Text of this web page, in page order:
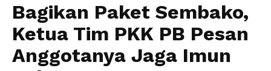
Bagikan Paket Sembako,
Ketua Tim PKK PB Pesan
Anggotanya Jaga Imun